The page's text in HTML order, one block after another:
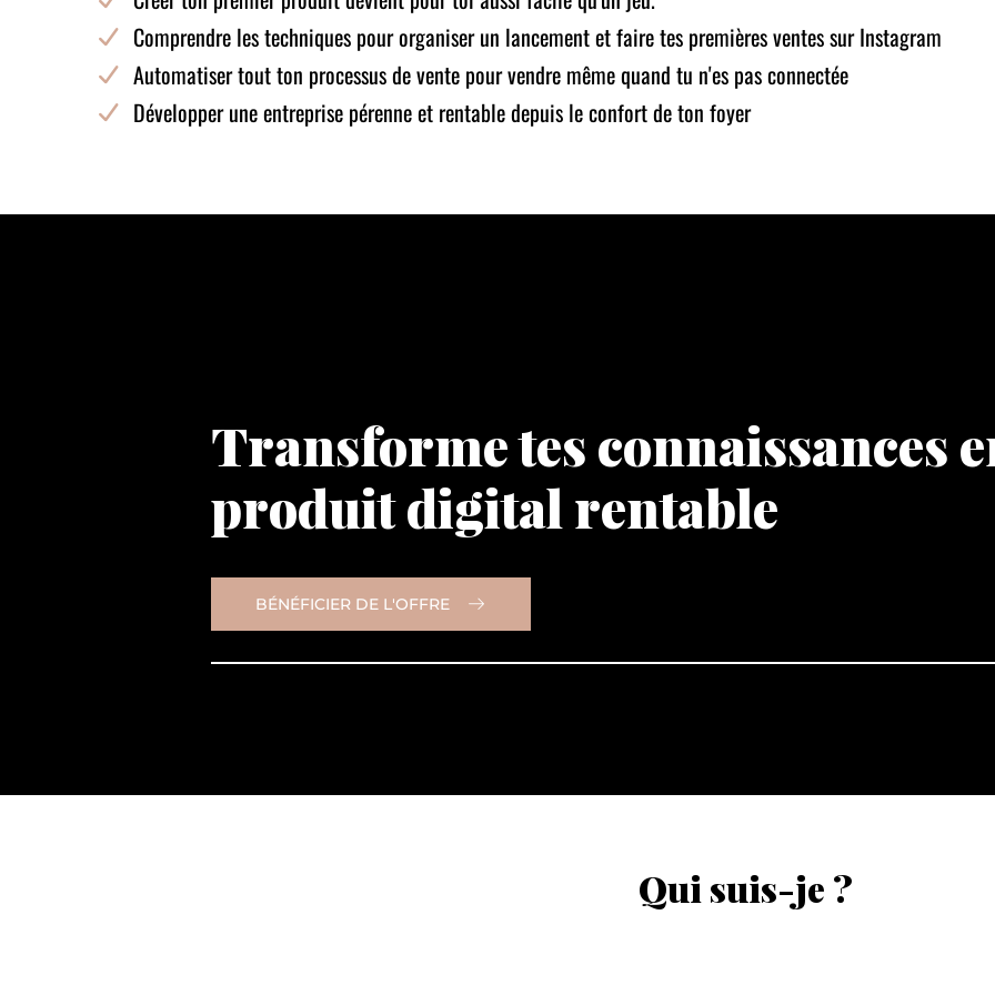
Comprendre les techniques pour organiser un lancement et faire tes premières ventes sur Instagram
Automatiser tout ton processus de vente pour vendre même quand tu n'es pas connectée
Développer une entreprise pérenne et rentable depuis le confort de ton foyer
Transforme tes connaissances
produit digital rentable
BÉNÉFICIER DE L'OFFRE
Qui suis-je ?